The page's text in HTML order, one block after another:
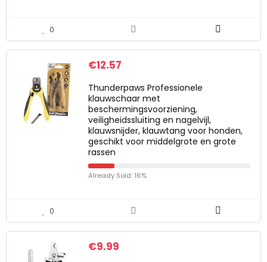
0
€12.57
Thunderpaws Professionele
klauwschaar met
beschermingsvoorziening,
veiligheidssluiting en nagelvijl,
klauwsnijder, klauwtang voor honden,
geschikt voor middelgrote en grote
rassen
Already Sold: 16%
0
€9.99